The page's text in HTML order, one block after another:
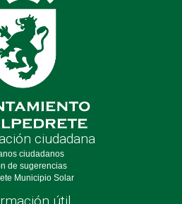
ciudadana
ciudadanos
de sugerencias
Municipio Solar